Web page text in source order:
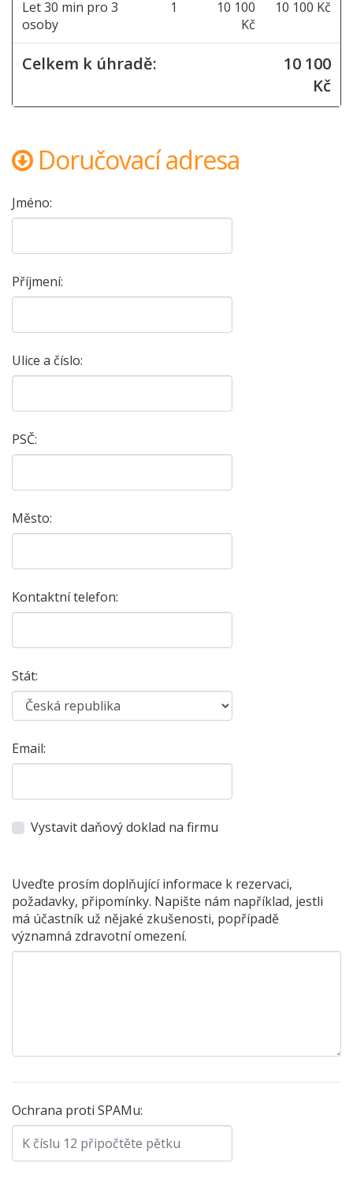
Let 30 min pro 3
osoby
1
10 100
Kč
10 100 Kč
Celkem k úhradě:
10 100
Kč
Doručovací adresa
Jméno:
Příjmení:
Ulice a číslo:
PSČ:
Město:
Kontaktní telefon:
Stát:
Email:
Vystavit daňový doklad na firmu
Uveďte prosím doplňující informace k rezervaci,
požadavky, připomínky. Napište nám například, jestli
má účastník už nějaké zkušenosti, popřípadě
významná zdravotní omezení.
Ochrana proti SPAMu: